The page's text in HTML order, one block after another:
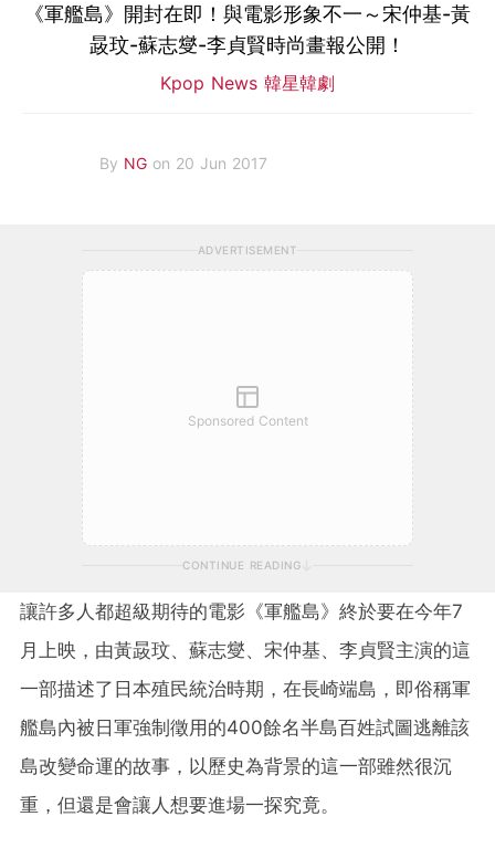
《軍艦島》開封在即！與電影形象不一～宋仲基-黃
晸玟-蘇志燮-李貞賢時尚畫報公開！
Kpop News 韓星韓劇
By NG on 20 Jun 2017
ADVERTISEMENT
Sponsored Content
CONTINUE READING
讓許多人都超級期待的電影《軍艦島》終於要在今年7
月上映，由黃晸玟、蘇志燮、宋仲基、李貞賢主演的這
一部描述了日本殖民統治時期，在長崎端島，即俗稱軍
艦島內被日軍強制徵用的400餘名半島百姓試圖逃離該
島改變命運的故事，以歷史為背景的這一部雖然很沉
重，但還是會讓人想要進場一探究竟。